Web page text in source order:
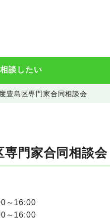
相談したい
豊島区専門家合同相談会
門家合同相談会
～16:00
～16:00